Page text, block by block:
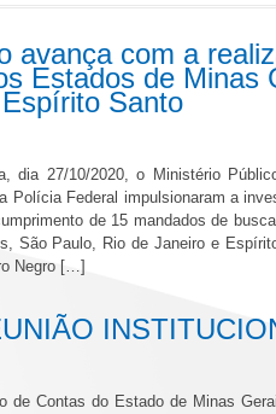
avança com a
Estados de Minas
Santo
dia 27/10/2020, o Ministério
Polícia Federal impulsionaram a
de 15 mandados de
São Paulo, Rio de Janeiro e
Negro […]
de Contas do Estado de Minas